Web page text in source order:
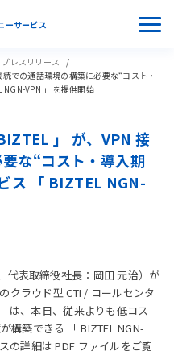
ーサービス
プレスリリース
での通話環境の構築に必要な“コスト・
VPN 」 を提供開始
」 が、VPN 接
な“コスト・導入期
ス 「 BIZTEL NGN-
代表取締役社長：岡田 元治）が
クラウド型 CTI / コールセンタ
は、本日、従来よりも低コス
構築できる 「 BIZTEL NGN-
の詳細は PDF ファイルをご覧